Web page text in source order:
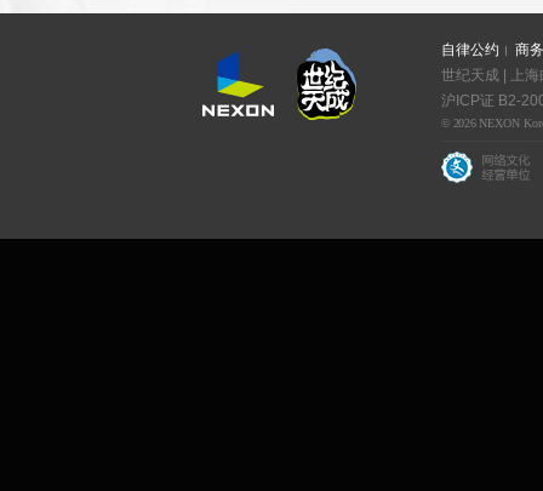
自律公约
商
世纪天成 | 上
沪ICP证 B2-
© 2026 NEXON